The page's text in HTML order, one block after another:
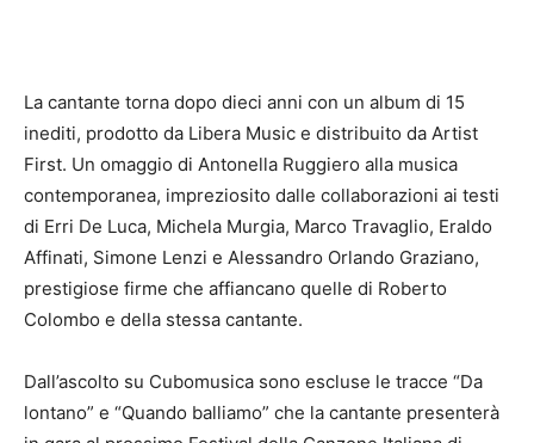
La cantante torna dopo dieci anni con un album di 15
inediti, prodotto da Libera Music e distribuito da Artist
First. Un omaggio di Antonella Ruggiero alla musica
contemporanea, impreziosito dalle collaborazioni ai testi
di Erri De Luca, Michela Murgia, Marco Travaglio, Eraldo
Affinati, Simone Lenzi e Alessandro Orlando Graziano,
prestigiose firme che affiancano quelle di Roberto
Colombo e della stessa cantante.
Dall’ascolto su Cubomusica sono escluse le tracce “Da
lontano” e “Quando balliamo” che la cantante presenterà